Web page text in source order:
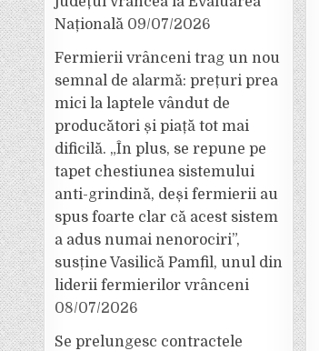
Națională 09/07/2026
Fermierii vrânceni trag un nou
semnal de alarmă: prețuri prea
mici la laptele vândut de
producători și piață tot mai
dificilă. „În plus, se repune pe
tapet chestiunea sistemului
anti-grindină, deși fermierii au
spus foarte clar că acest sistem
a adus numai nenorociri”,
susține Vasilică Pamfil, unul din
liderii fermierilor vrânceni
08/07/2026
Se prelungesc contractele